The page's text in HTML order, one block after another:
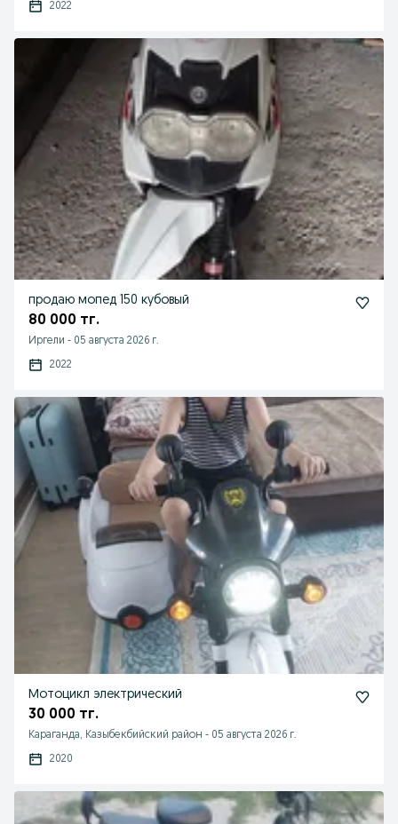
2022
продаю мопед 150 кубовый
80 000 тг.
Иргели - 05 августа 2026 г.
2022
Мотоцикл электрический
30 000 тг.
Караганда, Казыбекбийский район - 05 августа 2026 г.
2020